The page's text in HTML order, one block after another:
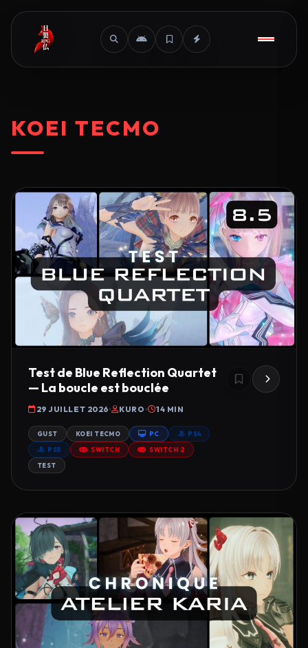
KOEI TECMO
Test de Blue Reflection Quartet
— La boucle est bouclée
29 JUILLET 2026 KURO 14 MIN
GUST KOEI TECMO PC PS4
PS5 SWITCH SWITCH 2
TEST